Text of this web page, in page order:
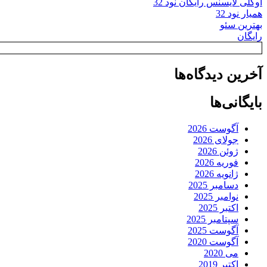
همیار نود 32
بهترین سئو
رایگان
آخرین دیدگاه‌ها
بایگانی‌ها
آگوست 2026
جولای 2026
ژوئن 2026
فوریه 2026
ژانویه 2026
دسامبر 2025
نوامبر 2025
اکتبر 2025
سپتامبر 2025
آگوست 2025
آگوست 2020
می 2020
اکتبر 2019